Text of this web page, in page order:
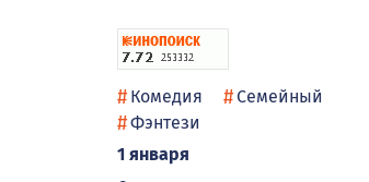
# Комедия # Семейный
#Фэнтези
1 января